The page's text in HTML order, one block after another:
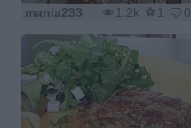
1.2k 1 0
mania233